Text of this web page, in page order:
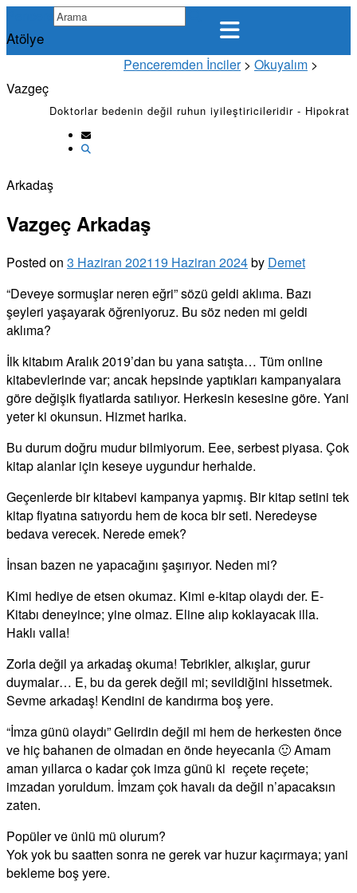
to
content
Penceremden İnciler
Atölye
Doktorlar bedenin değil ruhun iyileştiricileridir - Hipokrat
Penceremden İnciler> Okuyalım >
Vazgeç
Arkadaş
Vazgeç Arkadaş
Posted on 3 Haziran 202119 Haziran 2024by Demet
“Deveye sormuşlar neren eğri” sözü geldi aklıma. Bazı
şeyleri yaşayarak öğreniyoruz. Bu söz neden mi geldi
aklıma?
İlk kitabım Aralık 2019’dan bu yana satışta… Tüm online
kitabevlerinde var; ancak hepsinde yaptıkları kampanyalara
göre değişik fiyatlarda satılıyor. Herkesin kesesine göre. Yani
yeter ki okunsun. Hizmet harika.
Bu durum doğru mudur bilmiyorum. Eee, serbest piyasa. Çok
kitap alanlar için keseye uygundur herhalde.
Geçenlerde bir kitabevi kampanya yapmış. Bir kitap setini tek
kitap fiyatına satıyordu hem de koca bir seti. Neredeyse
bedava verecek. Nerede emek?
İnsan bazen ne yapacağını şaşırıyor. Neden mi?
Kimi hediye de etsen okumaz. Kimi e-kitap olaydı der. E-
Kitabı deneyince; yine olmaz. Eline alıp koklayacak illa.
Haklı valla!
Zorla değil ya arkadaş okuma! Tebrikler, alkışlar, gurur
duymalar… E, bu da gerek değil mi; sevildiğini hissetmek.
Sevme arkadaş! Kendini de kandırma boş yere.
“İmza günü olaydı” Gelirdin değil mi hem de herkesten önce
ve hiç bahanen de olmadan en önde heyecanla 🙂 Amam
aman yıllarca o kadar çok imza günü ki reçete reçete;
imzadan yoruldum. İmzam çok havalı da değil n’apacaksın
zaten.
Popüler ve ünlü mü olurum?
Yok yok bu saatten sonra ne gerek var huzur kaçırmaya; yani
bekleme boş yere.